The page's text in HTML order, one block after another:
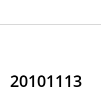
20101113